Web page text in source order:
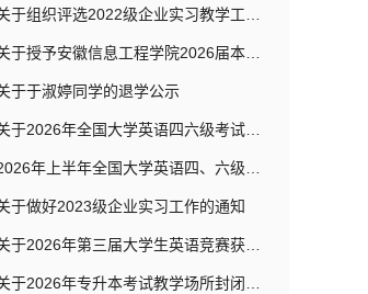
于组织评选2022级企业实习教学工作先进个人及优秀实习指导教师的公示
于授予安徽信息工程学院2026届本科毕业生学士学位的决定
于于淑婷同学的退学公示
于2026年全国大学英语四六级考试及英语专业四级考试期间教学场所封闭管理的通知
年上半年全国大学英语四、六级考试口语考试考生须知
于做好2023级企业实习工作的通知
于2026年第三届大学生英语竞赛获奖名单的公示
于2026年专升本考试教学场所封闭管理的通知